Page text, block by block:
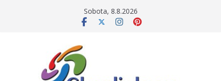
Sobota, 8.8.2026